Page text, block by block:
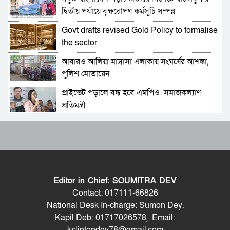
সমীকরণ
বাংলাদেশের সঙ্গে ফারাক্কা চুক্তি নবায়ন না করার দাবি
ভারতীয় এমপির
মোদিকে নেতানিয়াহুর ফোন; ইসরায়েলের সঙ্গে ঘনিষ্ট
সম্পর্ক গড়তে চায় ভারত
পাকিস্তানে প্রধান ৩ শহরের বাইরে সংবাদ সংগ্রহে
বিদেশি গণমাধ্যমের ওপর বিধিনিষেধ
২০ মিনিটে ভয়াবহ ৭ বিস্ফোরণে কাঁপলো দুবাই
ইরাক সফরে হঠাৎ ইরানের পররাষ্ট্রমন্ত্রী আব্বাস
দ্বিতীয় পর্যায়ে বৃক্ষরোপণ কর্মসূচি সম্পন্ন
Govt drafts revised Gold Policy to formalise
the sector
আবারও আলিয়া মাদ্রাসা এলাকায় সংঘর্ষের আশঙ্কা,
পুলিশ মোতায়েন
প্রাইভেট পড়ালে বন্ধ হবে এমপিও: সমাজকল্যাণ
প্রতিমন্ত্রী
৫৪ রানে অলআউট হয়ে ইনিংস ব্যবধানে হারল
ভারতের হিমাচলে বাস উল্টে নিহত ৮, আহত ১০
ট্রাম্পের ‘অবৈধ ইরান যুদ্ধ’ বন্ধে মার্কিন সিনেটরদের
Editor in Chief: SOUMITRA DEV
Contact: 017111-66826
National Desk In-charge: Sumon Dey.
Kapil Deb: 01717026578, Email: